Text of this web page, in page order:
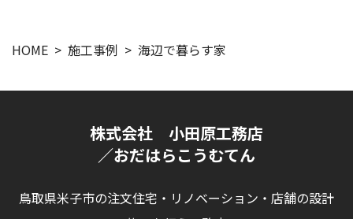
HOME 施工事例 海辺で暮らす家
株式会社 小田原工務店
／おだはらこうむてん
鳥取県米子市の注文住宅・リノベーション・店舗の設計